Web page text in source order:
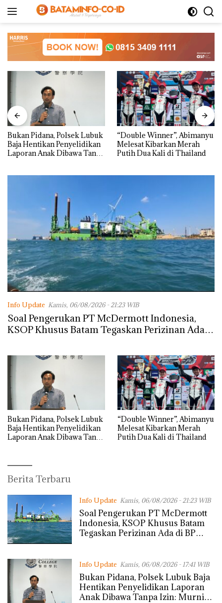
Bukan Pidana, Polsek Lubuk
Baja Hentikan Penyelidikan
Laporan Anak Dibawa Tanpa
“Double Winner”, Abimanyu
Melesat Kibarkan Merah
Putih Dua Kali di Thailand
Info Update Kamis, 06/08/2026 - 21:23 WIB
‎Soal Pengerukan PT McDermott Indonesia,
KSOP Khusus Batam Tegaskan Perizinan Ada
Bukan Pidana, Polsek Lubuk
Baja Hentikan Penyelidikan
Laporan Anak Dibawa Tanpa
“Double Winner”, Abimanyu
Melesat Kibarkan Merah
Putih Dua Kali di Thailand
BatamInfo.co.id
Berita Terbaru
Info Update Kamis, 06/08/2026 - 21:23 WIB
‎Soal Pengerukan PT McDermott
Indonesia, KSOP Khusus Batam
Tegaskan Perizinan Ada di BP
Info Update Kamis, 06/08/2026 - 17:41 WIB
Bukan Pidana, Polsek Lubuk Baja
Hentikan Penyelidikan Laporan
Anak Dibawa Tanpa Izin: Murni